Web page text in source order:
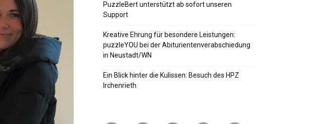
PuzzleBert unterstützt ab sofort unseren
Support
Kreative Ehrung für besondere Leistungen:
puzzleYOU bei der Abiturientenverabschiedung
in Neustadt/WN
Ein Blick hinter die Kulissen: Besuch des HPZ
Irchenrieth